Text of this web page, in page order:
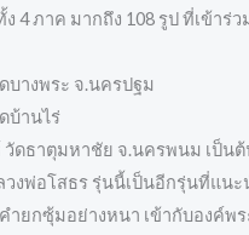
4 ภาค มากถึง 108 รูป ที่เข้าร่ว
บางพระ จ.นครปฐม
บ้านไร่
ดธาตุมหาชัย จ.นครพนม เป็น
งพ่อโสธร รุ่นนี้เป็นอีกรุ่นที่แนะ
ำยกซุ้มอย่างหนา เข้ากับองค์พร